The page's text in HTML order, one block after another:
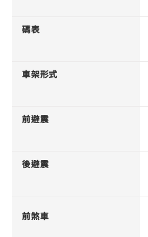
碼表
車架形式
前避震
後避震
前煞車